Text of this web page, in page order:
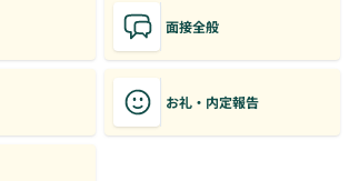
面接全般
お礼・内定報告